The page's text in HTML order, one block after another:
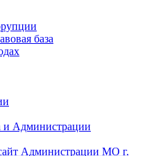
база
и Администрации
Администрации МО г.